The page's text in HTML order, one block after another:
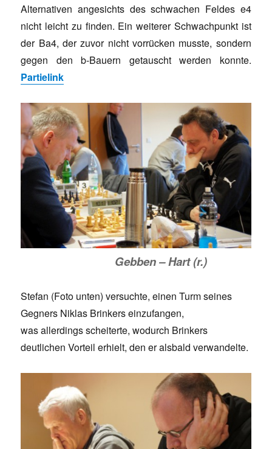
Alternativen angesichts des schwachen Feldes e4
nicht leicht zu finden. Ein weiterer Schwachpunkt ist
der Ba4, der zuvor nicht vorrücken musste, sondern
gegen den b-Bauern getauscht werden konnte.
Partielink
Gebben – Hart (r.)
Stefan (Foto unten) versuchte, einen Turm seines
Gegners Niklas Brinkers einzufangen,
was allerdings scheiterte, wodurch Brinkers
deutlichen Vorteil erhielt, den er alsbald verwandelte.